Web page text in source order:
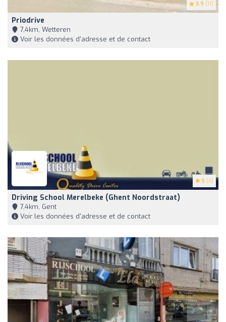
3.9 (11)
Priodrive
7,4km, Wetteren
Voir les données d'adresse et de contact
5 (4)
Driving School Merelbeke (Ghent Noordstraat)
7,4km, Gent
Voir les données d'adresse et de contact